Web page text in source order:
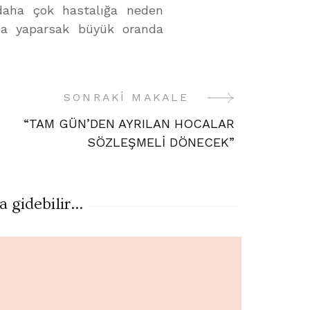
çok hastalığa neden
yaparsak büyük oranda
SONRAKI MAKALE
“TAM GÜN’DEN AYRILAN HOCALAR
SÖZLEŞMELİ DÖNECEK”
gidebilir...